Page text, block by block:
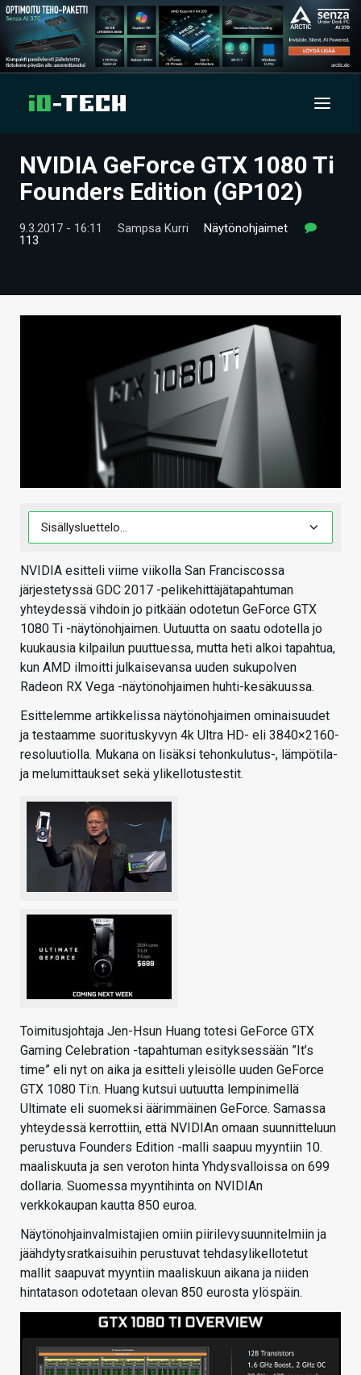
UUTISET
VIDEOT
TIETOA
NVIDIA GeForce GTX 1080 Ti
Founders Edition (GP102)
9.3.2017 - 16:11 Sampsa Kurri
Näytönohjaimet
113
NVIDIA esitteli viime viikolla San Franciscossa
järjestetyssä GDC 2017 -pelikehittäjätapahtuman
yhteydessä vihdoin jo pitkään odotetun GeForce GTX
1080 Ti -näytönohjaimen. Uutuutta on saatu odotella jo
kuukausia kilpailun puuttuessa, mutta heti alkoi tapahtua,
kun AMD ilmoitti julkaisevansa uuden sukupolven
Radeon RX Vega -näytönohjaimen huhti-kesäkuussa.
Esittelemme artikkelissa näytönohjaimen ominaisuudet
ja testaamme suorituskyvyn 4k Ultra HD- eli 3840×2160-
resoluutiolla. Mukana on lisäksi tehonkulutus-, lämpötila-
ja melumittaukset sekä ylikellotustestit.
Toimitusjohtaja Jen-Hsun Huang totesi GeForce GTX
Gaming Celebration -tapahtuman esityksessään ”It’s
time” eli nyt on aika ja esitteli yleisölle uuden GeForce
GTX 1080 Ti:n. Huang kutsui uutuutta lempinimellä
Ultimate eli suomeksi äärimmäinen GeForce. Samassa
yhteydessä kerrottiin, että NVIDIAn omaan suunnitteluun
perustuva Founders Edition -malli saapuu myyntiin 10.
maaliskuuta ja sen veroton hinta Yhdysvalloissa on 699
dollaria. Suomessa myyntihinta on NVIDIAn
verkkokaupan kautta 850 euroa.
Näytönohjainvalmistajien omiin piirilevysuunnitelmiin ja
jäähdytysratkaisuihin perustuvat tehdasylikellotetut
mallit saapuvat myyntiin maaliskuun aikana ja niiden
hintatason odotetaan olevan 850 eurosta ylöspäin.